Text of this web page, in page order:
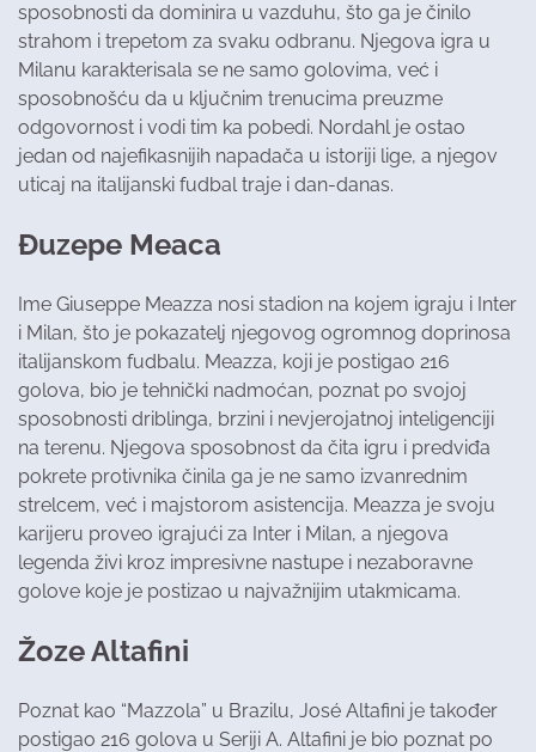
sposobnosti da dominira u vazduhu, što ga je činilo
strahom i trepetom za svaku odbranu. Njegova igra u
Milanu karakterisala se ne samo golovima, već i
sposobnošću da u ključnim trenucima preuzme
odgovornost i vodi tim ka pobedi. Nordahl je ostao
jedan od najefikasnijih napadača u istoriji lige, a njegov
uticaj na italijanski fudbal traje i dan-danas.
Đuzepe Meaca
Ime Giuseppe Meazza nosi stadion na kojem igraju i Inter
i Milan, što je pokazatelj njegovog ogromnog doprinosa
italijanskom fudbalu. Meazza, koji je postigao 216
golova, bio je tehnički nadmoćan, poznat po svojoj
sposobnosti driblinga, brzini i nevjerojatnoj inteligenciji
na terenu. Njegova sposobnost da čita igru i predviđa
pokrete protivnika činila ga je ne samo izvanrednim
strelcem, već i majstorom asistencija. Meazza je svoju
karijeru proveo igrajući za Inter i Milan, a njegova
legenda živi kroz impresivne nastupe i nezaboravne
golove koje je postizao u najvažnijim utakmicama.
Žoze Altafini
Poznat kao “Mazzola” u Brazilu, José Altafini je također
postigao 216 golova u Seriji A. Altafini je bio poznat po